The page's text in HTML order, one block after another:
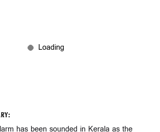
has been sounded in Kerala as the